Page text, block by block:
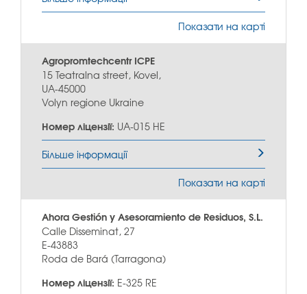
Показати на карті
Agropromtechcentr ICPE
15 Teatralna street, Kovel,
UA-45000
Volyn regione Ukraine
Номер ліцензії: UA-015 HE
Більше інформації
Показати на карті
Ahora Gestión y Asesoramiento de Residuos, S.L.
Calle Disseminat, 27
E-43883
Roda de Bará (Tarragona)
Номер ліцензії: E-325 RE